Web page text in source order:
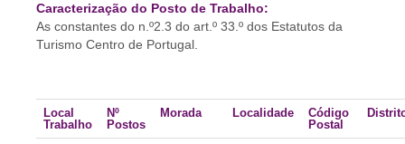
Caracterização do Posto de Trabalho:
As constantes do n.º2.3 do art.º 33.º dos Estatutos da
Turismo Centro de Portugal.
Local
Trabalho
Nº
Postos
Morada Localidade
Código
Postal